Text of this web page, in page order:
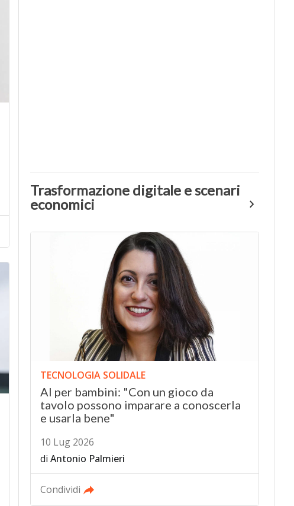
Trasformazione digitale e scenari
economici
TECNOLOGIA SOLIDALE
AI per bambini: "Con un gioco da
tavolo possono imparare a conoscerla
e usarla bene"
10 Lug 2026
di Antonio Palmieri
Condividi